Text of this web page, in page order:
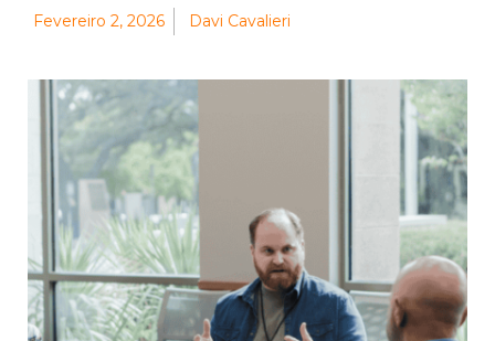
Fevereiro 2, 2026 Davi Cavalieri